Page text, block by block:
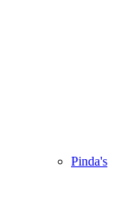
Pinda's